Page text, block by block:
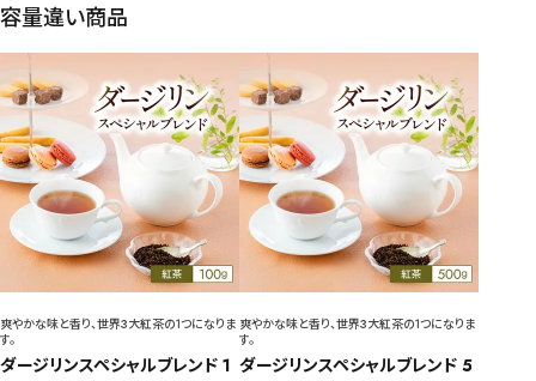
容量違い商品
爽やかな味と香り、世界3大紅茶の1つになりま
す。
ダージリンスペシャルブレンド 1
爽やかな味と香り、世界3大紅茶の1つになりま
す。
ダージリンスペシャルブレンド 5